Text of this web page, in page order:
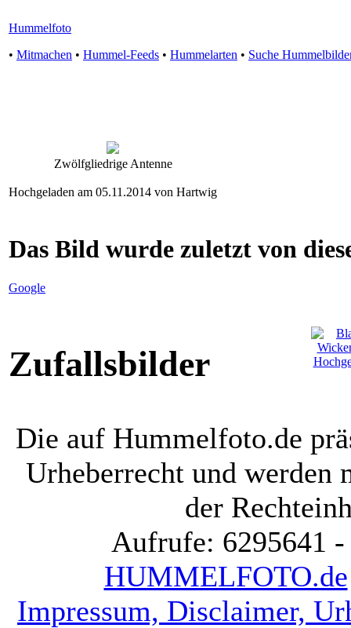
Hummelfoto
• Mitmachen • Hummel-Feeds • Hummelarten • Suche
Zwölfgliedrige Antenne
Hochgeladen am 05.11.2014 von Hartwig
Das Bild wurde zuletzt von
Google
Zufallsbilder
Die auf Hummelfoto.de
Urheberrecht und werden
der
Aufrufe: 6295641
HUMMELFOTO.de
Impressum, Disclaimer,